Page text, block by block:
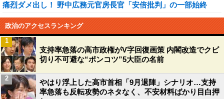
痛烈ダメ出し！ 野中広務元官房長官「安倍批判」の一部始終
政治のアクセスランキング
支持率急落の高市政権がV字回復画策 内閣改造でクビ
切り不可避な“ポンコツ”5大臣の名前
1
やはり浮上した高市首相「9月退陣」シナリオ…支持
率急落も反転攻勢のネタなく、不安材料ばかり目白押
2